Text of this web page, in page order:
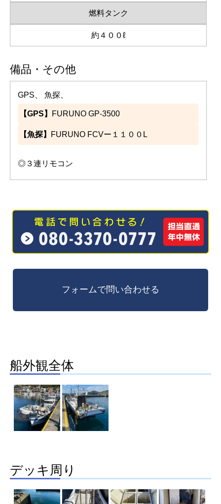
燃料タンク
約４００ℓ
備品・その他
GPS、 魚探、
【GPS】 FURUNO GP-3500
【魚探】 FURUNO FCVー１１００L
◎３連リモコン
船外観全体
デッキ周り